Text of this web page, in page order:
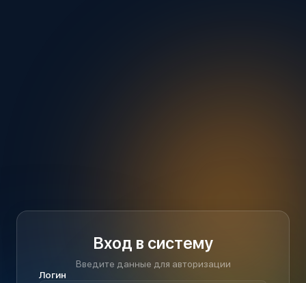
Вход в систему
Введите данные для авторизации
Логин